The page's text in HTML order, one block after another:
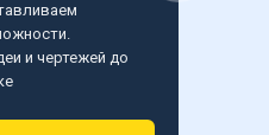
и чертежей до